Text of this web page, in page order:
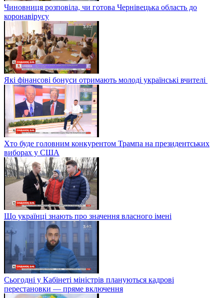
Чиновниця розповіла, чи готова Чернівецька область до
коронавірусу
Які фінансові бонуси отримають молоді українські вчителі
Хто буде головним конкурентом Трампа на президентських
виборах у США
Що українці знають про значення власного імені
Сьогодні у Кабінеті міністрів плануються кадрові
перестановки — пряме включення